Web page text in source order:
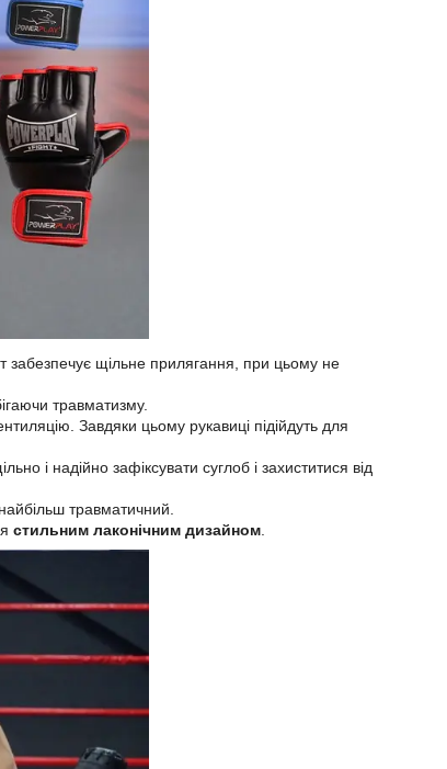
забезпечує щільне прилягання, при цьому не
травматизму.
Завдяки цьому рукавиці підійдуть для
і надійно зафіксувати суглоб і захиститися від
травматичний.
стильним лаконічним дизайном